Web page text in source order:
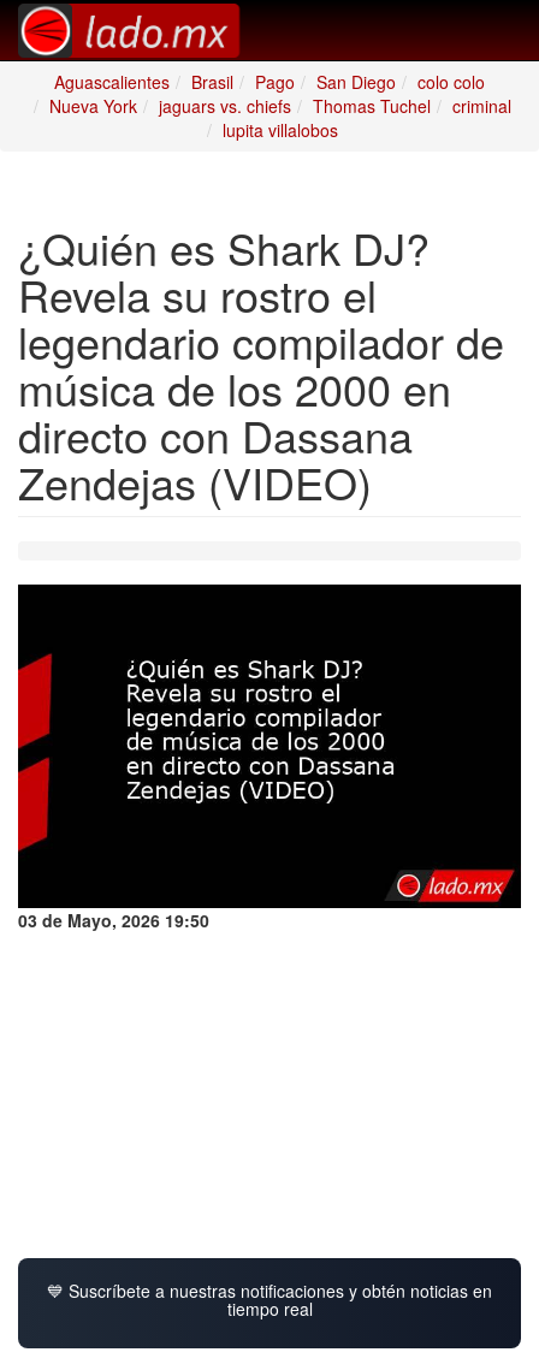
Aguascalientes Brasil Pago San Diego
colo colo
Nueva York
jaguars vs. chiefs Thomas Tuchel
criminal
lupita villalobos
¿Quién es Shark DJ?
Revela su rostro el
legendario compilador de
música de los 2000 en
directo con Dassana
Zendejas (VIDEO)
03 de Mayo, 2026 19:50
💙 Suscríbete a nuestras notificaciones y obtén noticias en
tiempo real